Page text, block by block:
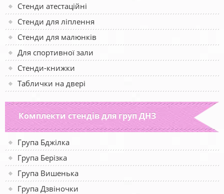
Стенди атестаційні
Стенди для ліплення
Стенди для малюнків
Для спортивної зали
Стенди-книжки
Таблички на двері
Комплекти стендів для груп ДНЗ
Група Бджілка
Група Берізка
Група Вишенька
Група Дзвіночки